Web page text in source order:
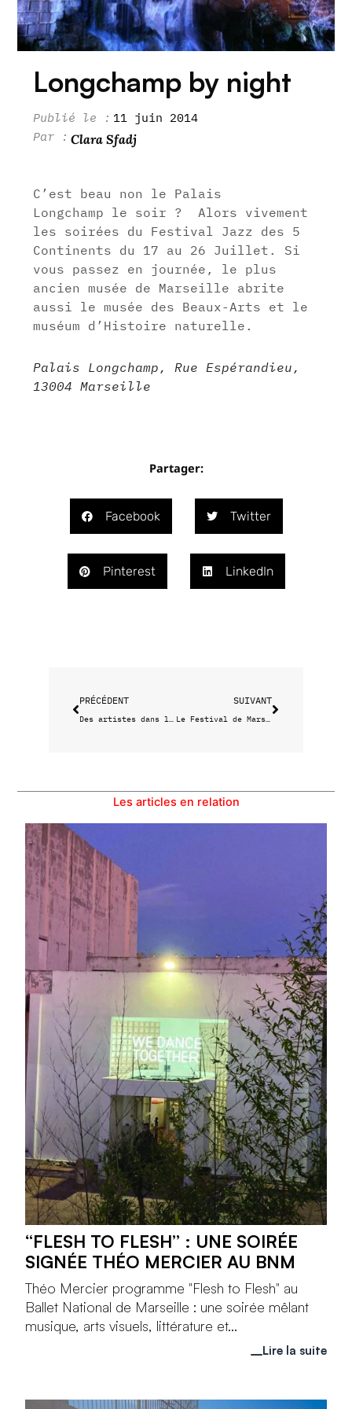
Longchamp by night
11 juin 2014
Clara Sfadj
C’est beau non le Palais
Longchamp le soir ? Alors vivement
les soirées du Festival Jazz des 5
Continents du 17 au 26 Juillet. Si
vous passez en journée, le plus
ancien musée de Marseille abrite
aussi le musée des Beaux-Arts et le
muséum d’Histoire naturelle.
Palais Longchamp, Rue Espérandieu,
13004 Marseille
Partager:
Facebook Twitter
Pinterest LinkedIn
PRÉCÉDENT
Des artistes dans la cité
SUIVANT
Le Festival de Marseille, danse et arts multiples
Les articles en relation
“FLESH TO FLESH” : UNE SOIRÉE
SIGNÉE THÉO MERCIER AU BNM
Théo Mercier programme "Flesh to Flesh" au
Ballet National de Marseille : une soirée mêlant
musique, arts visuels, littérature et...
Lire la suite